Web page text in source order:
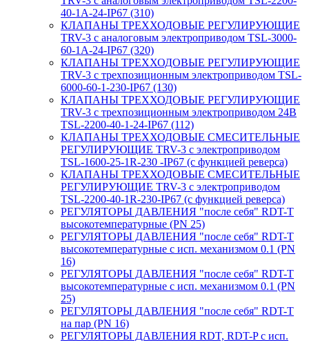
40-1А-24-IP67 (310)
КЛАПАНЫ ТРЕХХОДОВЫЕ РЕГУЛИРУЮЩИЕ
TRV-3 с аналоговым электроприводом TSL-3000-
60-1А-24-IP67 (320)
КЛАПАНЫ ТРЕХХОДОВЫЕ РЕГУЛИРУЮЩИЕ
TRV-3 с трехпозиционным электроприводом TSL-
6000-60-1-230-IP67 (130)
КЛАПАНЫ ТРЕХХОДОВЫЕ РЕГУЛИРУЮЩИЕ
TRV-3 с трехпозиционным электроприводом 24В
TSL-2200-40-1-24-IP67 (112)
КЛАПАНЫ ТРЕХХОДОВЫЕ СМЕСИТЕЛЬНЫЕ
РЕГУЛИРУЮЩИЕ TRV-3 с электроприводом
TSL-1600-25-1R-230 -IP67 (с функцией реверса)
КЛАПАНЫ ТРЕХХОДОВЫЕ СМЕСИТЕЛЬНЫЕ
РЕГУЛИРУЮЩИЕ TRV-3 с электроприводом
TSL-2200-40-1R-230-IP67 (с функцией реверса)
РЕГУЛЯТОРЫ ДАВЛЕНИЯ "после себя" RDT-T
высокотемпературные (PN 25)
РЕГУЛЯТОРЫ ДАВЛЕНИЯ "после себя" RDT-T
высокотемпературные с исп. механизмом 0.1 (PN
16)
РЕГУЛЯТОРЫ ДАВЛЕНИЯ "после себя" RDT-T
высокотемпературные с исп. механизмом 0.1 (PN
25)
РЕГУЛЯТОРЫ ДАВЛЕНИЯ "после себя" RDT-T
на пар (PN 16)
РЕГУЛЯТОРЫ ДАВЛЕНИЯ RDT, RDT-P с исп.